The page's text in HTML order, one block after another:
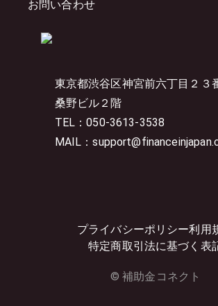
東京都渋谷区神宮前六丁目２
桑野ビル２階
TEL：050-3613-3538
MAIL：
プライバシーポリシー利用
特定商取引法に基づく表
© 補助金コネクト
お問い合わせ